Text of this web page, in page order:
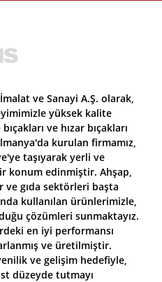
ve Sanayi A.Ş. olarak,
yüksek kalite
ve hızar bıçakları
kurulan firmamız,
taşıyarak yerli ve
konum edinmiştir. Ahşap,
gıda sektörleri başta
kullanılan ürünlerimizle,
çözümleri sunmaktayız.
en iyi performansı
ve üretilmiştir.
ve gelişim hedefiyle,
düzeyde tutmayı